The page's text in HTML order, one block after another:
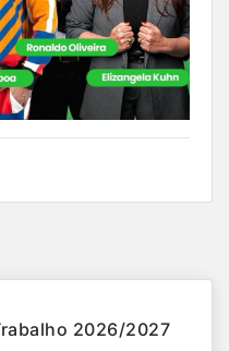
2026/2027